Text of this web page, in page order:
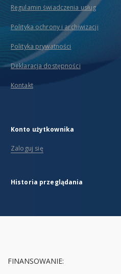
Regulamin świadczenia usług
Polityka ochrony i archiwizacji
Polityka prywatności
Deklaracja dostępności
Kontakt
Konto użytkownika
Zaloguj się
Historia przeglądania
FINANSOWANIE: